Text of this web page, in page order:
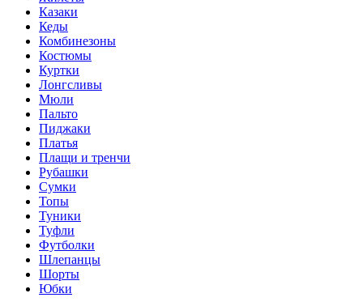
Казаки
Кеды
Комбинезоны
Костюмы
Куртки
Лонгсливы
Мюли
Пальто
Пиджаки
Платья
Плащи и тренчи
Рубашки
Сумки
Топы
Туники
Туфли
Футболки
Шлепанцы
Шорты
Юбки